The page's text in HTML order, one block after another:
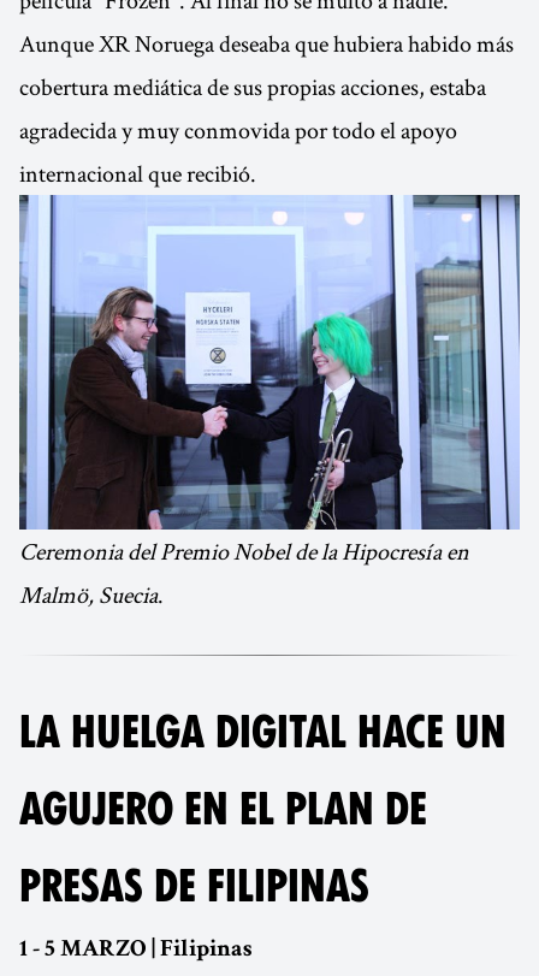
Aunque XR Noruega deseaba que hubiera habido más
cobertura mediática de sus propias acciones, estaba
agradecida y muy conmovida por todo el apoyo
internacional que recibió.
Ceremonia del Premio Nobel de la Hipocresía en
Malmö, Suecia.
LA HUELGA DIGITAL HACE UN
AGUJERO EN EL PLAN DE
PRESAS DE FILIPINAS
1 - 5 MARZO | Filipinas